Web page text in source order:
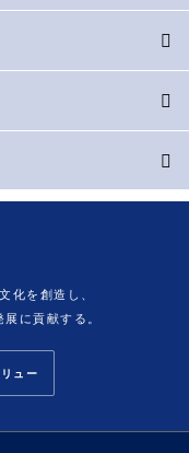
化を創造し、
に貢献する。
ュー